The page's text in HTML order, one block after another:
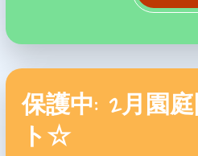
保護中: 2月園
ト☆